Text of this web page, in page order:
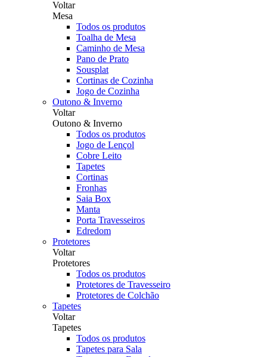
Voltar
Mesa
Todos os produtos
Toalha de Mesa
Caminho de Mesa
Pano de Prato
Sousplat
Cortinas de Cozinha
Jogo de Cozinha
Outono & Inverno
Voltar
Outono & Inverno
Todos os produtos
Jogo de Lençol
Cobre Leito
Tapetes
Cortinas
Fronhas
Saia Box
Manta
Porta Travesseiros
Edredom
Protetores
Voltar
Protetores
Todos os produtos
Protetores de Travesseiro
Protetores de Colchão
Tapetes
Voltar
Tapetes
Todos os produtos
Tapetes para Sala